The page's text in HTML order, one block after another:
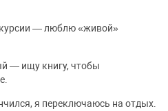
— люблю «живой»
— ищу книгу, чтобы
я переключаюсь на отдых.